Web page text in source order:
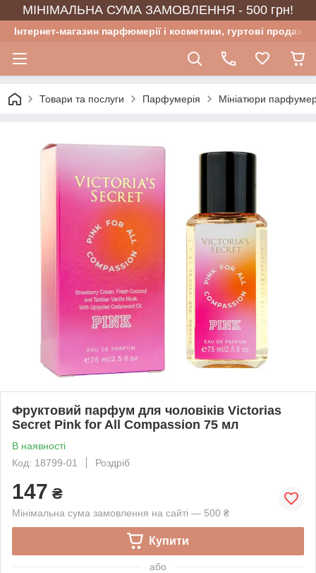
МІНІМАЛЬНА СУМА ЗАМОВЛЕННЯ - 500 грн!
Інтернет-магазин парфюмерії і косметики, гуртові продажі
Товари та послуги Парфумерія Мініатюри
Фруктовий парфум для чоловіків Victorias
Secret Pink for All Compassion 75 мл
В наявності
Код: 18799-01
Роздріб
147 ₴
Мінімальна сума замовлення на сайті — 500 ₴
Купити
або